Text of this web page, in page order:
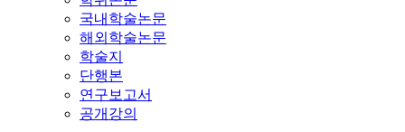
국내학술논문
해외학술논문
학술지
단행본
연구보고서
공개강의